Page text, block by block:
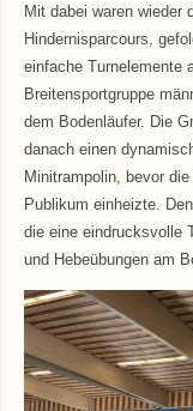
Mit dabei waren wieder
Hindernisparcours,
einfache Turnelemente
Breitensportgruppe
dem Bodenläufer. Die
danach einen
Minitrampolin, bevor
Publikum einheizte.
die eine eindrucksvolle
und Hebeübungen am